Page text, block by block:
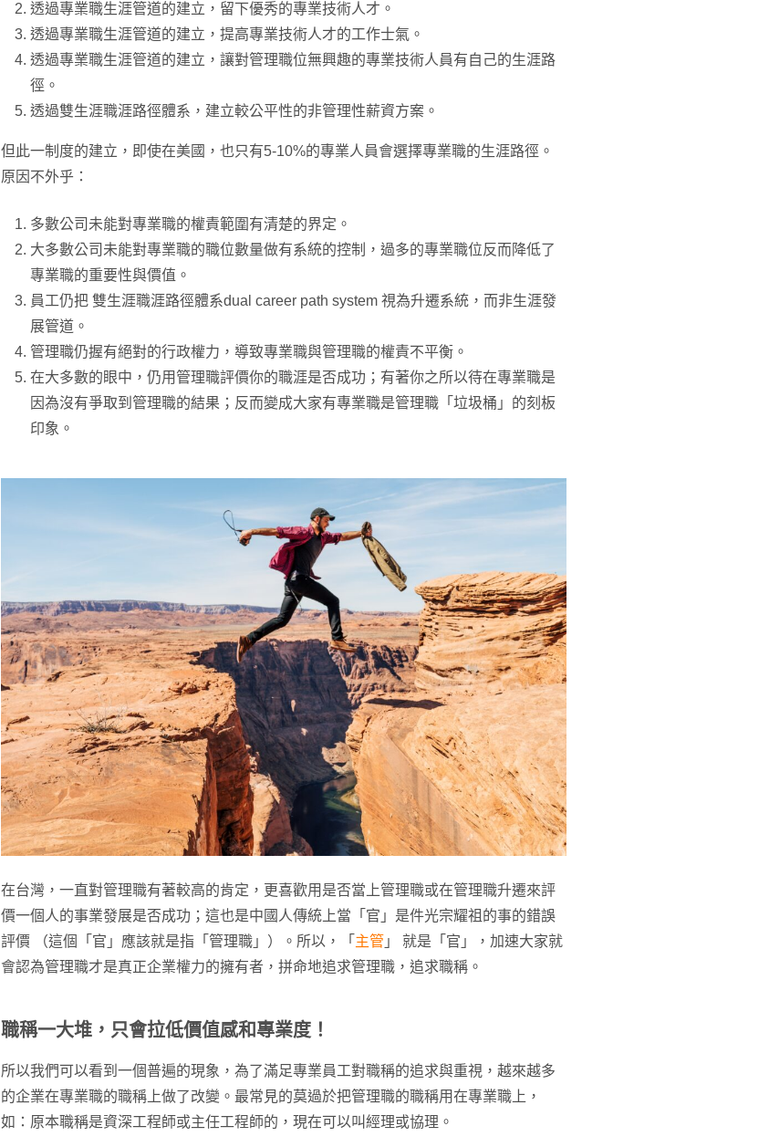
透過專業職生涯管道的建立，留下優秀的專業技術人才。
透過專業職生涯管道的建立，提高專業技術人才的工作士氣。
透過專業職生涯管道的建立，讓對管理職位無興趣的專業技術人員有自己的生涯路
徑。
透過雙生涯職涯路徑體系，建立較公平性的非管理性薪資方案。
但此一制度的建立，即使在美國，也只有5-10%的專業人員會選擇專業職的生涯路徑。
原因不外乎：
多數公司未能對專業職的權責範圍有清楚的界定。
大多數公司未能對專業職的職位數量做有系統的控制，過多的專業職位反而降低了
專業職的重要性與價值。
員工仍把 雙生涯職涯路徑體系dual career path system 視為升遷系統，而非生涯發
展管道。
管理職仍握有絕對的行政權力，導致專業職與管理職的權責不平衡。
在大多數的眼中，仍用管理職評價你的職涯是否成功；有著你之所以待在專業職是
因為沒有爭取到管理職的結果；反而變成大家有專業職是管理職「垃圾桶」的刻板
印象。
在台灣，一直對管理職有著較高的肯定，更喜歡用是否當上管理職或在管理職升遷來評
價一個人的事業發展是否成功；這也是中國人傳統上當「官」是件光宗耀祖的事的錯誤
評價 （這個「官」應該就是指「管理職」）。所以，「 主管 」 就是「官」，加速大家就
會認為管理職才是真正企業權力的擁有者，拼命地追求管理職，追求職稱。
職稱一大堆，只會拉低價值感和專業度！
所以我們可以看到一個普遍的現象，為了滿足專業員工對職稱的追求與重視，越來越多
的企業在專業職的職稱上做了改變。最常見的莫過於把管理職的職稱用在專業職上，
如：原本職稱是資深工程師或主任工程師的，現在可以叫經理或協理。